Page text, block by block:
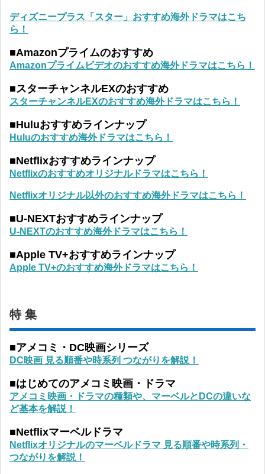
ディズニープラス「スター」おすすめ海外ドラマはこち
ら！
■Amazonプライムのおすすめ
Amazonプライムビデオのおすすめ海外ドラマはこちら！
■スターチャンネルEXのおすすめ
スターチャンネルEXのおすすめ海外ドラマはこちら！
■Huluおすすめラインナップ
Huluのおすすめ海外ドラマはこちら！
■Netflixおすすめラインナップ
Netflixのおすすめオリジナルドラマはこちら！
Netflixオリジナル以外のおすすめ海外ドラマはこちら！
■U-NEXTおすすめラインナップ
U-NEXTのおすすめ海外ドラマはこちら！
■Apple TV+おすすめラインナップ
Apple TV+のおすすめ海外ドラマはこちら！
特 集
■アメコミ・DC映画シリーズ
DC映画 見る順番や時系列 つながりを解説！
■はじめてのアメコミ映画・ドラマ
アメコミ映画・ドラマの種類や、マーベルとDCの違いな
ど基本を解説！
■Netflixマーベルドラマ
Netflixオリジナルのマーベルドラマ 見る順番や時系列・
つながりを解説！